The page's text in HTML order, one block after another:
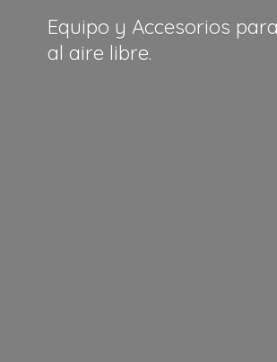
Equipo y Accesorios
al aire libre.